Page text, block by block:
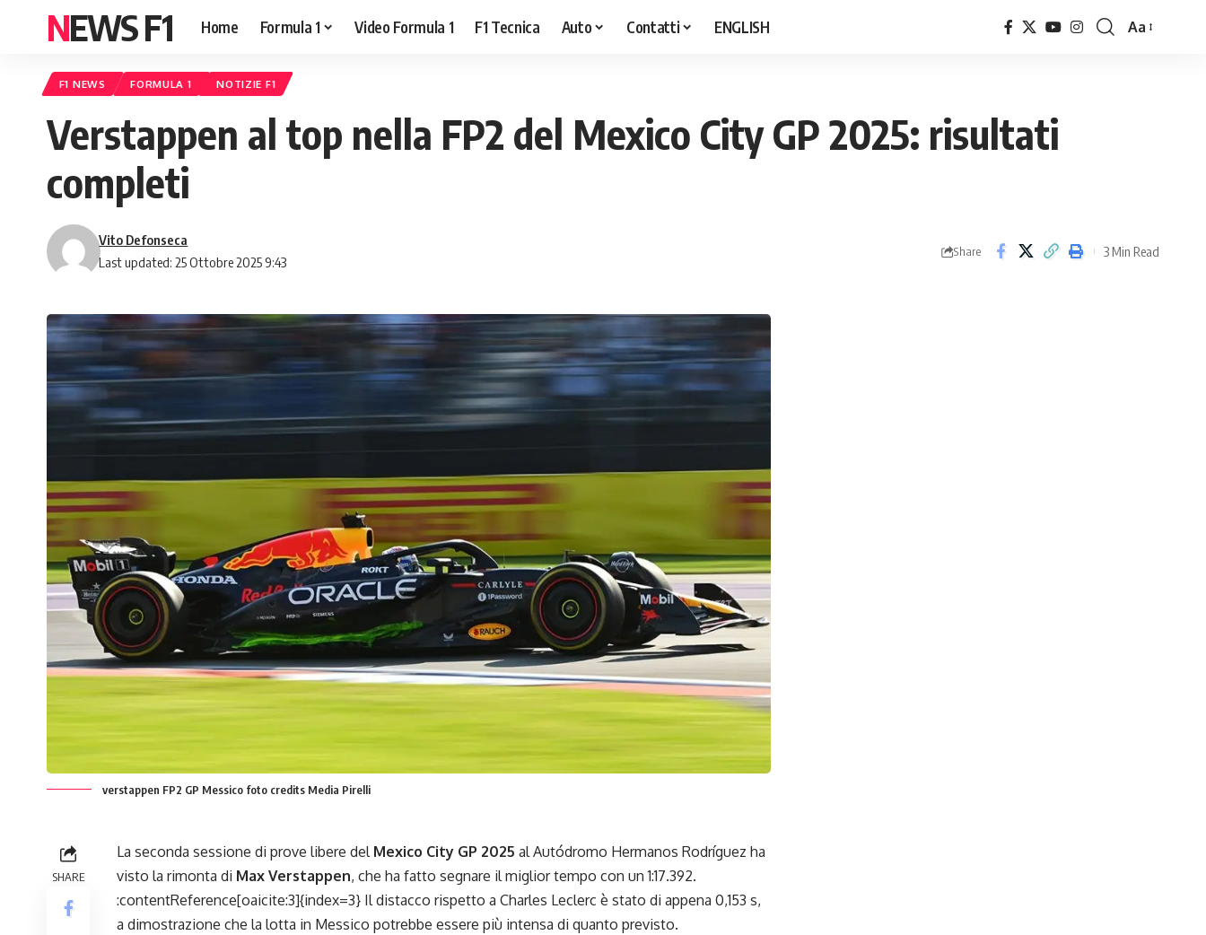
NEWS F1 Home Formula 1 Video Formula 1 F1 Tecnica Auto Contatti ENGLISH
Font
Aa
F1 NEWS FORMULA 1 NOTIZIE F1
Verstappen al top nella FP2 del Mexico City GP 2025: risultati
completi
Last updated: 25 Ottobre 2025 9:43
Vito Defonseca
Share 3 Min Read
verstappen FP2 GP Messico foto credits Media Pirelli
SHARE
La seconda sessione di prove libere del Mexico City GP 2025 al Autódromo Hermanos Rodríguez ha
visto la rimonta di Max Verstappen, che ha fatto segnare il miglior tempo con un 1:17.392.
:contentReference[oaicite:3]{index=3} Il distacco rispetto a Charles Leclerc è stato di appena 0,153 s,
a dimostrazione che la lotta in Messico potrebbe essere più intensa di quanto previsto.